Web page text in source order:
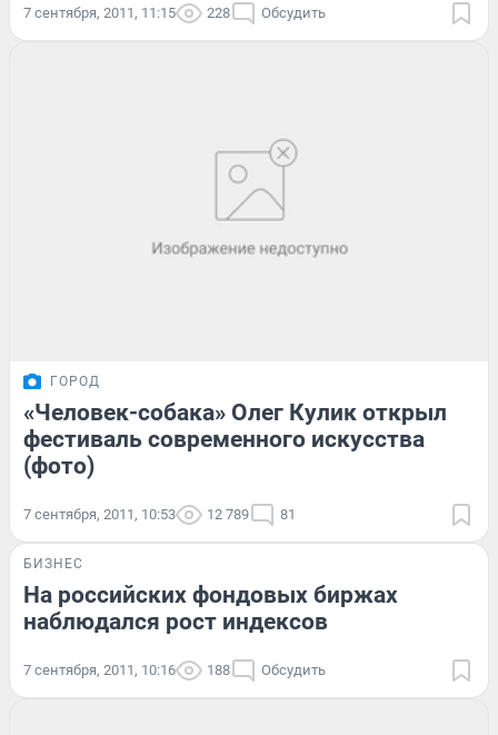
7 сентября, 2011, 11:15 228 Обсудить
ГОРОД
«Человек-собака» Олег Кулик открыл
фестиваль современного искусства
(фото)
7 сентября, 2011, 10:53 12 789 81
БИЗНЕС
На российских фондовых биржах
наблюдался рост индексов
7 сентября, 2011, 10:16 188 Обсудить